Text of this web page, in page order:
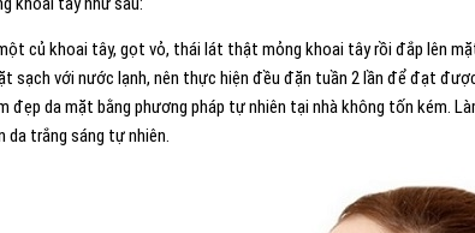
củ khoai tây, gọt vỏ, thái lát thật mỏng khoai tây rồi đắp lên
sạch với nước lạnh, nên thực hiện đều đặn tuần 2 lần để đạt
đẹp da mặt bằng phương pháp tự nhiên tại nhà không tốn kém.
da trắng sáng tự nhiên.